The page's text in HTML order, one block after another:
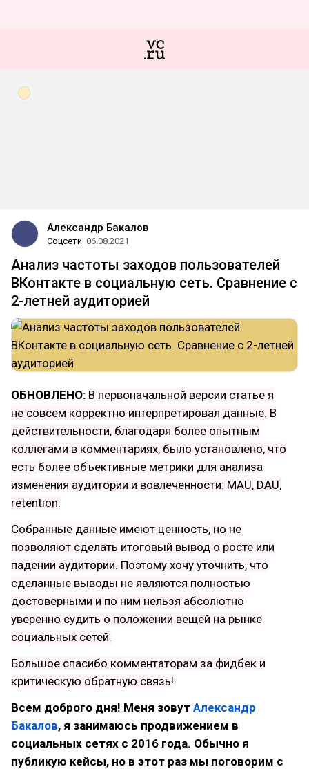
Александр Бакалов
Соцсети 06.08.2021
Анализ частоты заходов пользователей
ВКонтакте в социальную сеть. Сравнение с
2-летней аудиторией
ОБНОВЛЕНО: В первоначальной версии статье я
не совсем корректно интерпретировал данные. В
действительности, благодаря более опытным
коллегами в комментариях, было установлено, что
есть более объективные метрики для анализа
изменения аудитории и вовлеченности: MAU, DAU,
retention.
Собранные данные имеют ценность, но не
позволяют сделать итоговый вывод о росте или
падении аудитории. Поэтому хочу уточнить, что
сделанные выводы не являются полностью
достоверными и по ним нельзя абсолютно
уверенно судить о положении вещей на рынке
социальных сетей.
Большое спасибо комментаторам за фидбек и
критическую обратную связь!
Всем доброго дня! Меня зовут Александр
Бакалов, я занимаюсь продвижением в
социальных сетях с 2016 года. Обычно я
публикую кейсы, но в этот раз мы поговорим с